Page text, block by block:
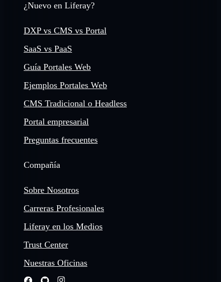
¿Nuevo en Liferay?
DXP vs CMS vs Portal
SaaS vs PaaS
Guía Portales Web
Ejemplos Portales Web
CMS Tradicional o Headless
Portal empresarial
Preguntas frecuentes
Compañía
Sobre Nosotros
Carreras Profesionales
Liferay en los Medios
Trust Center
Nuestras Oficinas